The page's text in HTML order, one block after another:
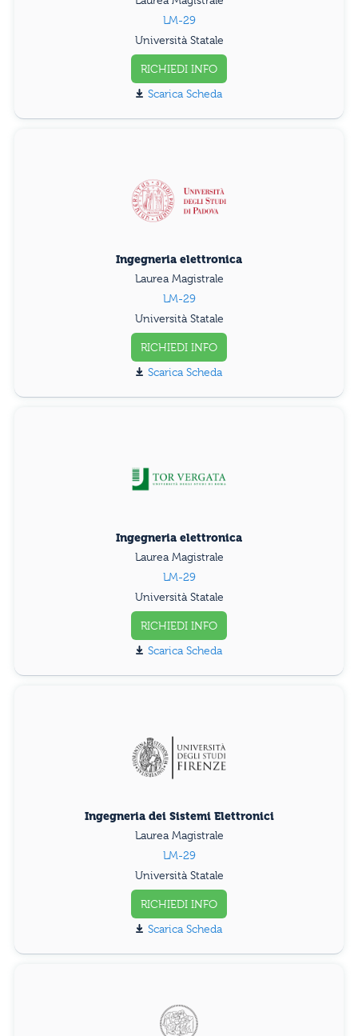
LM-29
Università Statale
RICHIEDI INFO
Scarica Scheda
Ingegneria elettronica
Laurea Magistrale
LM-29
Università Statale
RICHIEDI INFO
Scarica Scheda
Ingegneria elettronica
Laurea Magistrale
LM-29
Università Statale
RICHIEDI INFO
Scarica Scheda
Ingegneria dei Sistemi Elettronici
Laurea Magistrale
LM-29
Università Statale
RICHIEDI INFO
Scarica Scheda